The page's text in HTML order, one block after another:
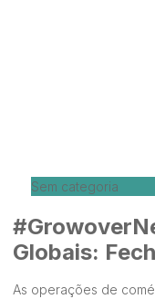
Sem categoria
Globais:
As operações de